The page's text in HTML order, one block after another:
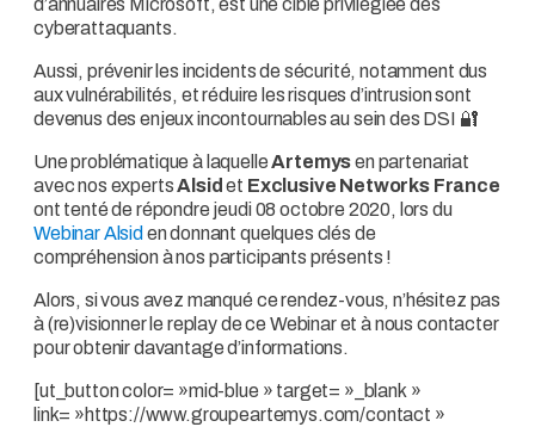
d’annuaires Microsoft, est une cible privilégiée des
cyberattaquants.
Aussi, prévenir les incidents de sécurité, notamment dus
aux vulnérabilités, et réduire les risques d’intrusion sont
devenus des enjeux incontournables au sein des DSI 🔐
Une problématique à laquelleArtemysen partenariat
avec nos expertsAlsid et Exclusive Networks France
ont tenté de répondre jeudi 08 octobre 2020, lors du
Webinar Alsid en donnant quelques clés de
compréhension à nos participants présents !
Alors, si vous avez manqué ce rendez-vous, n’hésitez pas
à (re)visionner le replay de ce Webinar et à nous contacter
pour obtenir davantage d’informations.
[ut_button color= »mid-blue » target= »_blank »
link= »https://www.groupeartemys.com/contact »